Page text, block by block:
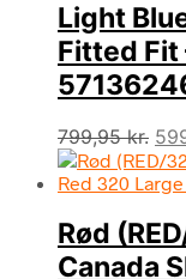
Light
Fitted Fit
799,95kr.
pris
Rød
Canada